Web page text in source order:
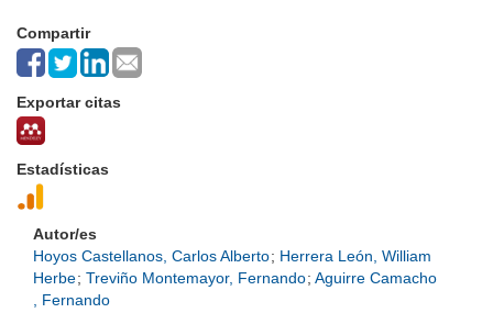
Compartir
Exportar citas
Estadísticas
Autor/es
Hoyos Castellanos, Carlos Alberto; Herrera León, William
Herbe; Treviño Montemayor, Fernando; Aguirre Camacho
, Fernando